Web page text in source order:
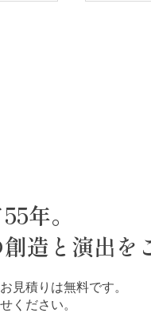
年。
造と演出を
見積りは無料です。
ください。